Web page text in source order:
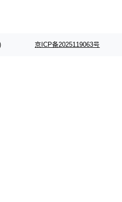
京ICP备2025119063号